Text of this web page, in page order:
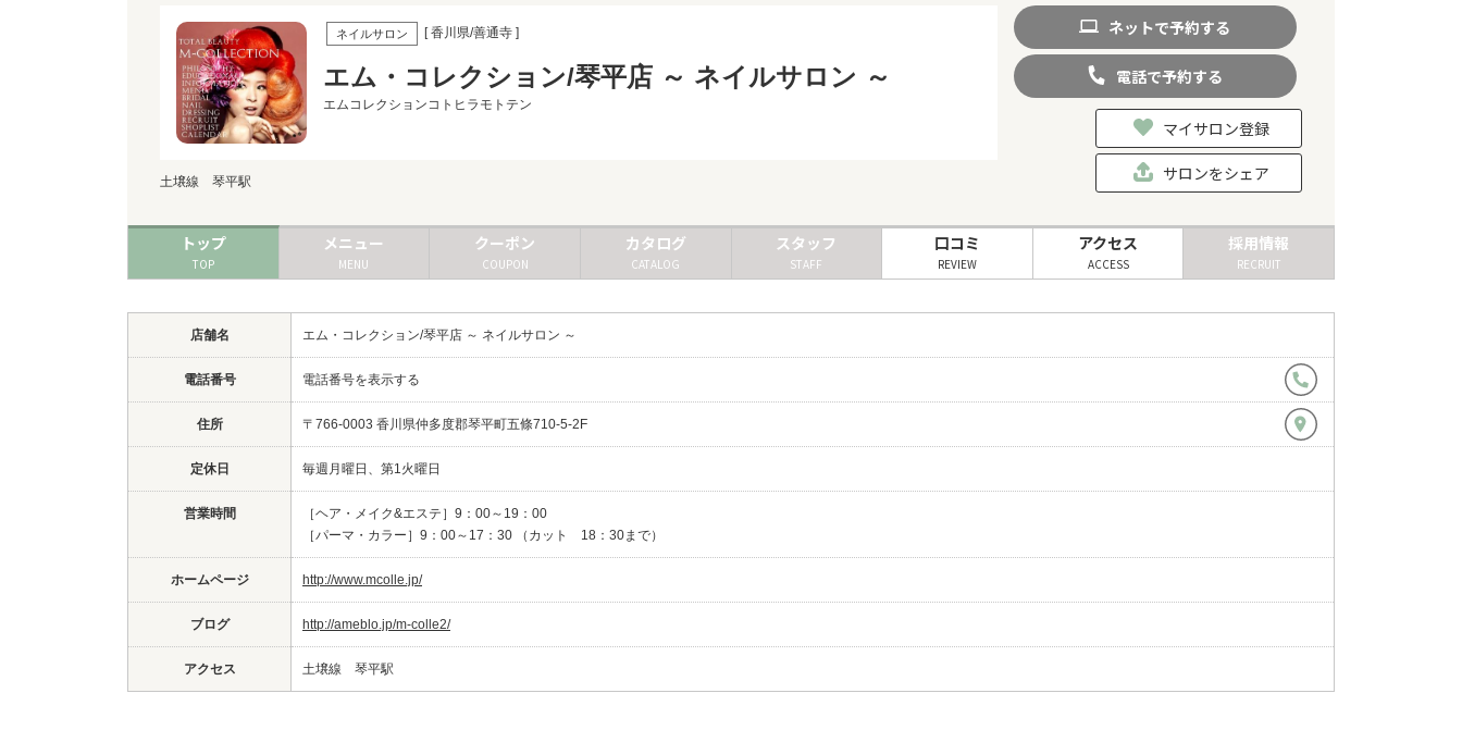
ネイルサロン [ 香川県/善通寺 ]
エム・コレクション/琴平店 ～ ネイルサロン ～
エムコレクションコトヒラモトテン
土壌線 琴平駅
ネットで予約する
電話で予約する
マイサロン登録
サロンをシェア
トップ
TOP
メニュー
MENU
クーポン
COUPON
カタログ
CATALOG
スタッフ
STAFF
口コミ
REVIEW
アクセス
ACCESS
採用情報
RECRUIT
店舗名 エム・コレクション/琴平店 ～ ネイルサロン ～
電話番号 電話番号を表示する
住所 〒766-0003 香川県仲多度郡琴平町五條710-5-2F
定休日 毎週月曜日、第1火曜日
営業時間
［ヘア・メイク&エステ］9：00～19：00
［パーマ・カラー］9：00～17：30 （カット 18：30まで）
ホームページ http://www.mcolle.jp/
ブログ http://ameblo.jp/m-colle2/
アクセス 土壌線 琴平駅